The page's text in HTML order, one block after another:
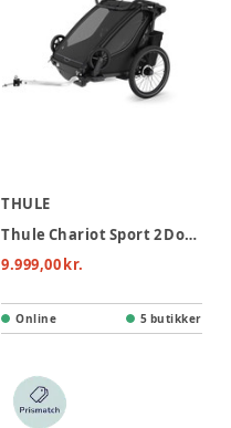
THULE
Thule Chariot Sport 2 Double - Black
9.999,00 kr.
Online 5 butikker